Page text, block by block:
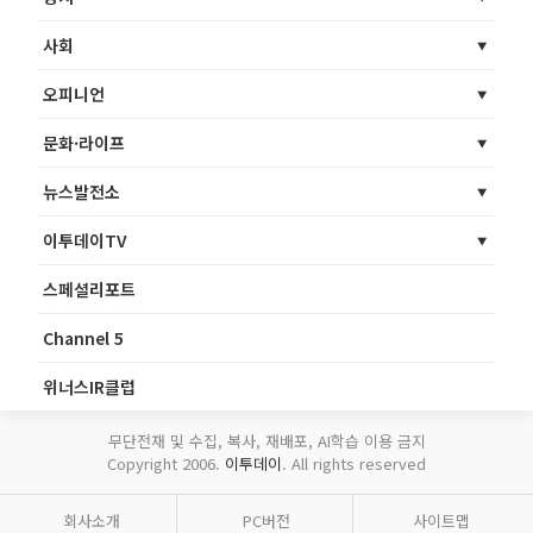
사회
오피니언
문화·라이프
뉴스발전소
이투데이TV
스페셜리포트
Channel 5
위너스IR클럽
무단전재 및 수집, 복사, 재배포, AI학습 이용 금지
Copyright 2006. 이투데이. All rights reserved
회사소개 PC버전 사이트맵